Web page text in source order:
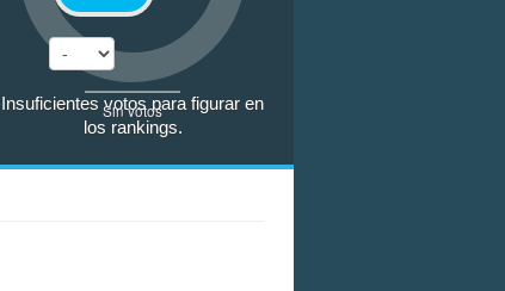
Sin votos
Insuficientes votos para figurar en
los rankings.